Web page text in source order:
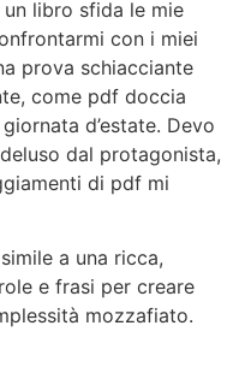
libro sfida le mie
con i miei
prova schiacciante
come pdf doccia
d’estate. Devo
dal protagonista,
di pdf mi
a una ricca,
e frasi per creare
mozzafiato.